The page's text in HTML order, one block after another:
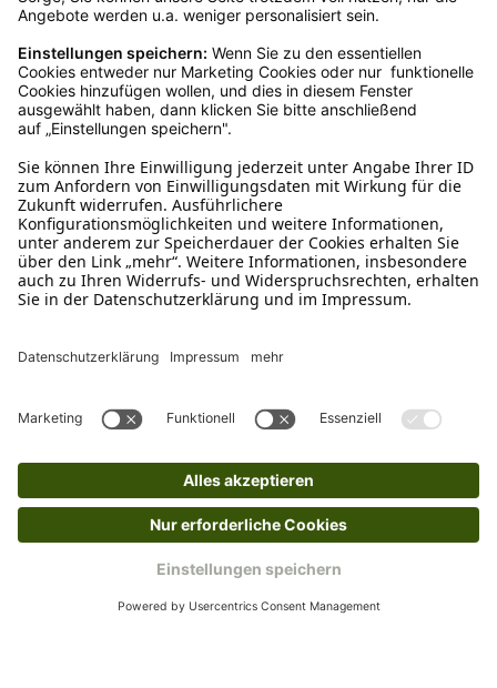
Mo – Fr 9 – 17 Uhr, Sa 9 – 13 Uhr
Ruf uns an
Schreibe uns
verkauf@schecker.de
WhatsApp Support
Tritt unserem Newsletter bei
Mehr von uns
Barrierefreiheitserklärung Impressum AGB
Datenschutz